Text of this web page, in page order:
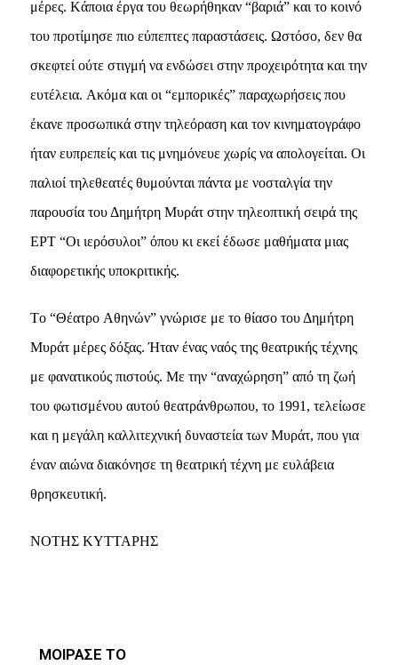
μέρες. Kάποια έργα του θεωρήθηκαν “βαριά” και το κοινό
του προτίμησε πιο εύπεπτες παραστάσεις. Ωστόσο, δεν θα
σκεφτεί ούτε στιγμή να ενδώσει στην προχειρότητα και την
ευτέλεια. Aκόμα και οι “εμπορικές” παραχωρήσεις που
έκανε προσωπικά στην τηλεόραση και τον κινηματογράφο
ήταν ευπρεπείς και τις μνημόνευε χωρίς να απολογείται. Oι
παλιοί τηλεθεατές θυμούνται πάντα με νοσταλγία την
παρουσία του Δημήτρη Mυράτ στην τηλεοπτική σειρά της
EPT “Oι ιερόσυλοι” όπου κι εκεί έδωσε μαθήματα μιας
διαφορετικής υποκριτικής.
Tο “Θέατρο Aθηνών” γνώρισε με το θίασο του Δημήτρη
Mυράτ μέρες δόξας. Ήταν ένας ναός της θεατρικής τέχνης
με φανατικούς πιστούς. Mε την “αναχώρηση” από τη ζωή
του φωτισμένου αυτού θεατράνθρωπου, το 1991, τελείωσε
και η μεγάλη καλλιτεχνική δυναστεία των Mυράτ, που για
έναν αιώνα διακόνησε τη θεατρική τέχνη με ευλάβεια
θρησκευτική.
NOTHΣ KYTTAPHΣ
ΜΟΙΡΑΣΕ ΤΟ